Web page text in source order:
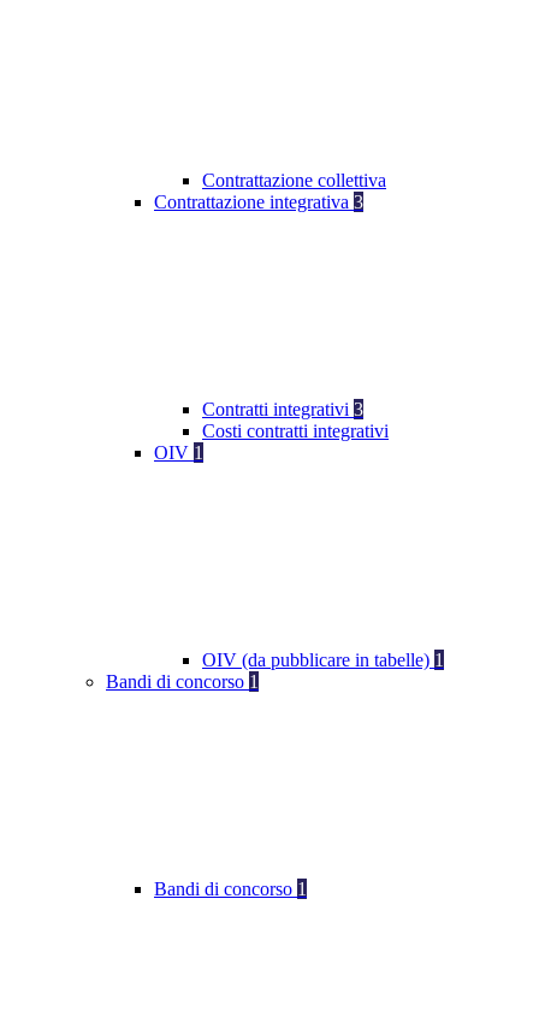
Contrattazione collettiva
Contrattazione integrativa 3
Contratti integrativi 3
Costi contratti integrativi
OIV 1
OIV (da pubblicare in tabelle) 1
Bandi di concorso 1
Bandi di concorso 1